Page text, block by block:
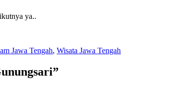
ya..
Jawa Tengah, Wisata Jawa Tengah